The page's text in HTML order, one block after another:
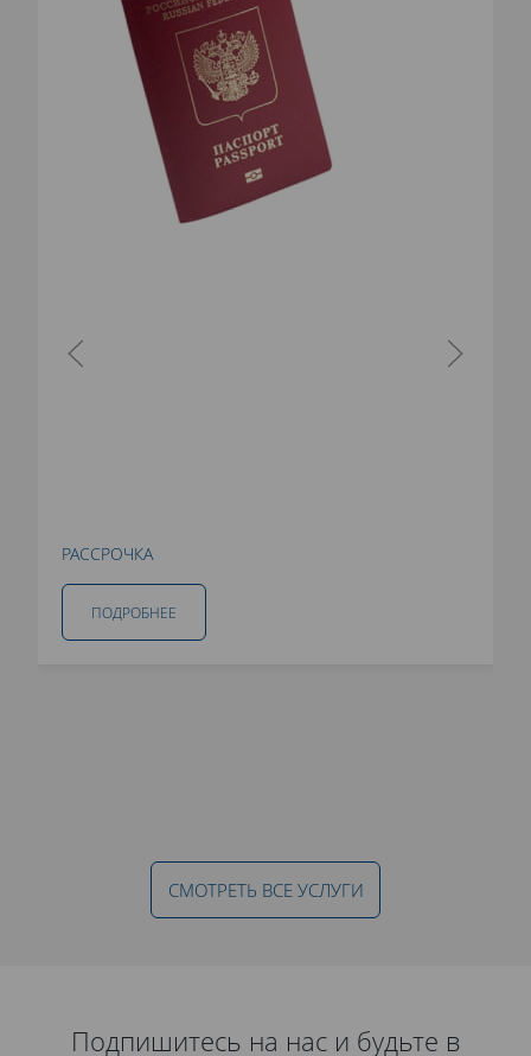
РАССРОЧКА
ПОДРОБНЕЕ
СМОТРЕТЬ ВСЕ УСЛУГИ
Подпишитесь на нас и будьте в